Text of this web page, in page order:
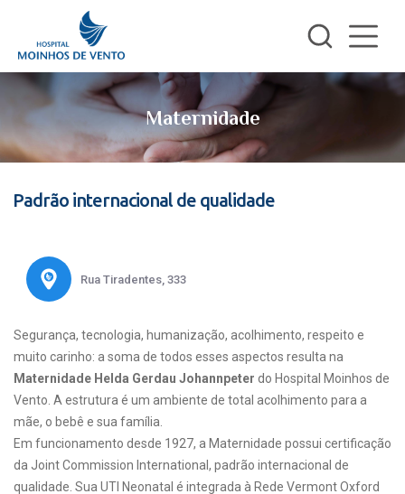
Maternidade
Padrão internacional de qualidade
Rua Tiradentes, 333
Segurança, tecnologia, humanização, acolhimento, respeito e
muito carinho: a soma de todos esses aspectos resulta na
Maternidade Helda Gerdau Johannpeter do Hospital Moinhos de
Vento. A estrutura é um ambiente de total acolhimento para a
mãe, o bebê e sua família.
Em funcionamento desde 1927, a Maternidade possui certificação
da Joint Commission International, padrão internacional de
qualidade. Sua UTI Neonatal é integrada à Rede Vermont Oxford